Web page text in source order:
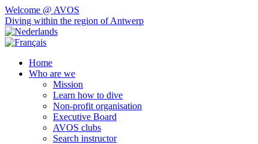
Welcome @ AVOS
Diving within the region of Antwerp
Home
Who are we
Mission
Learn how to dive
Non-profit organisation
Executive Board
AVOS clubs
Search instructor